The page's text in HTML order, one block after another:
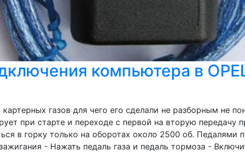
компьютера в
газов для чего его сделали не разборным не
при старте и переходе с первой на вторую передачу
в горку только на оборотах около 2500 об. Педалями
- Нажать педаль газа и педаль тормоза -